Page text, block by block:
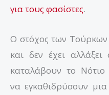
για τους φασίστες.
Ο στόχος των Τούρκων
και δεν έχει
καταλάβουν το Νότιο
να εγκαθιδρύσουν